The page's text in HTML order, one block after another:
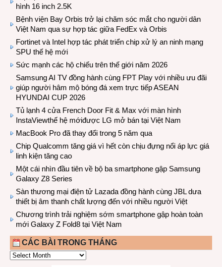
hình 16 inch 2.5K
Bệnh viện Bay Orbis trở lại chăm sóc mắt cho người dân
Việt Nam qua sự hợp tác giữa FedEx và Orbis
Fortinet và Intel hợp tác phát triển chip xử lý an ninh mạng
SPU thế hệ mới
Sức mạnh các hộ chiếu trên thế giới năm 2026
Samsung AI TV đồng hành cùng FPT Play với nhiều ưu đãi
giúp người hâm mộ bóng đá xem trực tiếp ASEAN
HYUNDAI CUP 2026
Tủ lạnh 4 cửa French Door Fit & Max với màn hình
InstaViewthế hệ mớiđược LG mở bán tại Việt Nam
MacBook Pro đã thay đổi trong 5 năm qua
Chip Qualcomm tăng giá vì hết còn chịu đựng nổi áp lực giá
linh kiện tăng cao
Một cái nhìn đầu tiên về bộ ba smartphone gập Samsung
Galaxy Z8 Series
Sàn thương mại điện tử Lazada đồng hành cùng JBL dưa
thiết bị âm thanh chất lượng đến với nhiều người Việt
Chương trình trải nghiệm sớm smartphone gập hoàn toàn
mới Galaxy Z Fold8 tại Việt Nam
CÁC BÀI TRONG THÁNG
CÁC